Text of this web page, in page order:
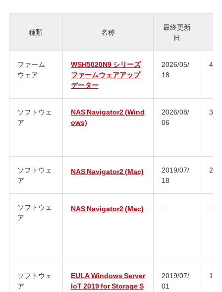
種類 名称
最終更新
日
ジ
ファーム
ウェア
WSH5020N9 シリーズ
ファームウェアアップ
データー
2026/05/
18
ソフトウェ
ア
NAS Navigator2 (Wind
ows)
2026/08/
06
ソフトウェ
ア
NAS Navigator2 (Mac)
2019/07/
18
ソフトウェ
ア
NAS Navigator2 (Mac) - -
ソフトウェ
ア
EULA Windows Server
IoT 2019 for Storage S
2019/07/
01